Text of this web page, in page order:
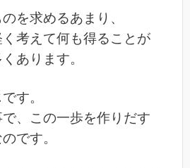
を求めるあまり、
考えて何も得ることが
あります。
す。
、この一歩を作りだす
です。